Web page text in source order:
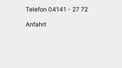
Telefon 04141 - 27 72
Anfahrt